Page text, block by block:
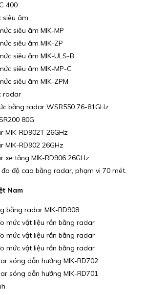
400
siêu âm
siêu âm MIK-MP
siêu âm MIK-ZP
siêu âm MIK-ULS-B
siêu âm MIK-MP-C
siêu âm MIK-ZPM
radar
bằng radar WSR550 76-81GHz
80G
RD902T 26GHz
RD902 26GHz
tăng MIK-RD906 26GHz
đo độ cao bằng radar, phạm vi 70 mét.
Nam
bằng radar MIK-RD908
mức vật liệu rắn bằng radar
mức vật liệu rắn bằng radar
mức vật liệu rắn bằng radar
sóng dẫn hướng MIK-RD702
sóng dẫn hướng MIK-RD701